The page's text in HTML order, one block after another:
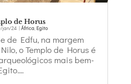
de Horus
jan/24| África, Egito
de Edfu, na margem
o Templo de Horus é
mais bem-